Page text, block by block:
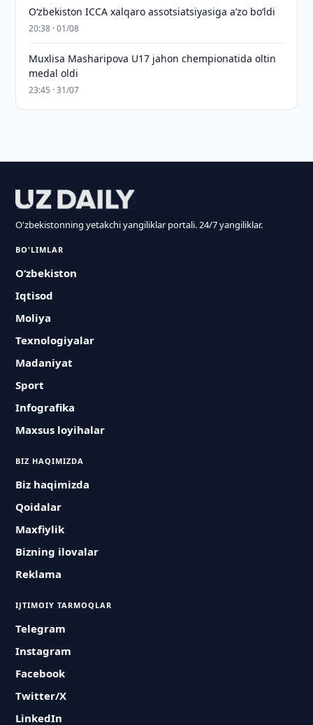
O‘zbekiston ICCA xalqaro assotsiatsiyasiga aʼzo bo‘ldi
20:38 · 01/08
Muxlisa Masharipova U17 jahon chempionatida oltin
medal oldi
23:45 · 31/07
O'zbekistonning yetakchi yangiliklar portali. 24/7 yangiliklar.
BO'LIMLAR
O‘zbekiston
Iqtisod
Moliya
Texnologiyalar
Madaniyat
Sport
Infografika
Maxsus loyihalar
BIZ HAQIMIZDA
Biz haqimizda
Qoidalar
Maxfiylik
Bizning ilovalar
Reklama
IJTIMOIY TARMOQLAR
Telegram
Instagram
Facebook
Twitter/X
LinkedIn